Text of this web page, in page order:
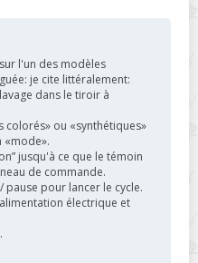
l'un des modèles
je cite littéralement:
dans le tiroir à
colorés» ou «synthétiques»
«mode».
jusqu'à ce que le témoin
de commande.
pour lancer le cycle.
électrique et